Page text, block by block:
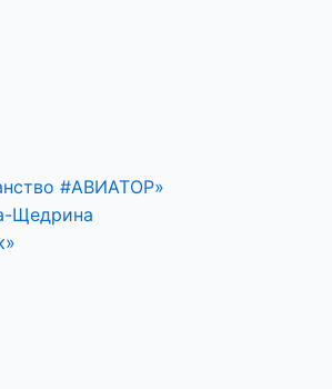
#АВИАТОР»
Щедрина